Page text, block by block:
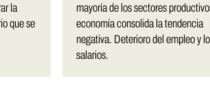
la
que se
mayoría de los sectores
economía consolida la tendencia
negativa. Deterioro del empleo y
salarios.